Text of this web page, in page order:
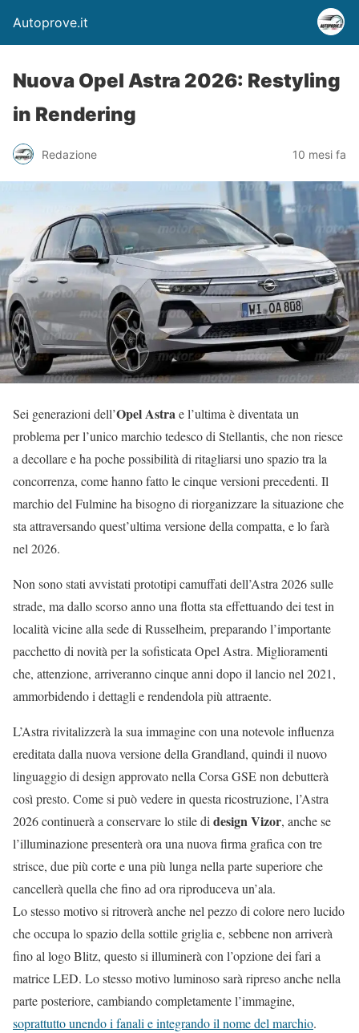
Autoprove.it
Nuova Opel Astra 2026: Restyling
in Rendering
Redazione 10 mesi fa
Sei generazioni dell’Opel Astrae l’ultima è diventata un
problema per l’unico marchio tedesco di Stellantis, che non riesce
a decollare e ha poche possibilità di ritagliarsi uno spazio tra la
concorrenza, come hanno fatto le cinque versioni precedenti. Il
marchio del Fulmine ha bisogno di riorganizzare la situazione che
sta attraversando quest’ultima versione della compatta, e lo farà
nel 2026.
Non sono stati avvistati prototipi camuffati dell’Astra 2026 sulle
strade, ma dallo scorso anno una flotta sta effettuando dei test in
località vicine alla sede di Russelheim, preparando l’importante
pacchetto di novità per la sofisticata Opel Astra. Miglioramenti
che, attenzione, arriveranno cinque anni dopo il lancio nel 2021,
ammorbidendo i dettagli e rendendola più attraente.
L’Astra rivitalizzerà la sua immagine con una notevole influenza
ereditata dalla nuova versione della Grandland, quindi il nuovo
linguaggio di design approvato nella Corsa GSE non debutterà
così presto. Come si può vedere in questa ricostruzione, l’Astra
2026 continuerà a conservare lo stile didesign Vizor, anche se
l’illuminazione presenterà ora una nuova firma grafica con tre
strisce, due più corte e una più lunga nella parte superiore che
cancellerà quella che fino ad ora riproduceva un’ala.
Lo stesso motivo si ritroverà anche nel pezzo di colore nero lucido
che occupa lo spazio della sottile griglia e, sebbene non arriverà
fino al logo Blitz, questo si illuminerà con l’opzione dei fari a
matrice LED. Lo stesso motivo luminoso sarà ripreso anche nella
parte posteriore, cambiando completamente l’immagine,
soprattutto unendo i fanali e integrando il nome del marchio.